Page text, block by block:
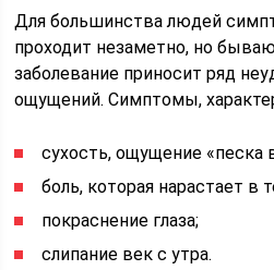
Для большинства людей
проходит незаметно, но
заболевание приносит ряд
ощущений. Симптомы,
сухость, ощущение «песка
боль, которая нарастает в
покраснение глаза;
слипание век с утра.